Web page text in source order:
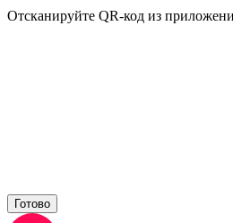
Отсканируйте QR-код из
Готово